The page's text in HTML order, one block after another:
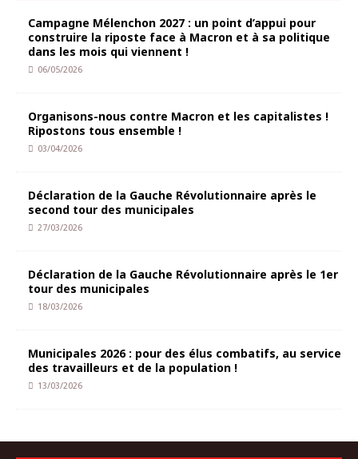
Campagne Mélenchon 2027 : un point d’appui pour
construire la riposte face à Macron et à sa politique
dans les mois qui viennent !
06/05/2026
Organisons-nous contre Macron et les capitalistes !
Ripostons tous ensemble !
03/04/2026
Déclaration de la Gauche Révolutionnaire après le
second tour des municipales
27/03/2026
Déclaration de la Gauche Révolutionnaire après le 1er
tour des municipales
18/03/2026
Municipales 2026 : pour des élus combatifs, au service
des travailleurs et de la population !
13/03/2026